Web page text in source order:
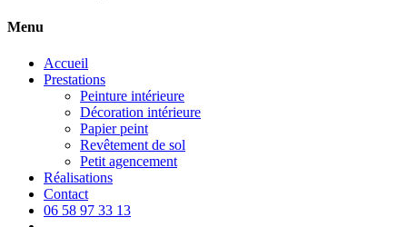
Menu
Accueil
Prestations
Peinture intérieure
Décoration intérieure
Papier peint
Revêtement de sol
Petit agencement
Réalisations
Contact
06 58 97 33 13